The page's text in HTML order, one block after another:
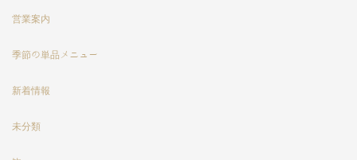
営業案内
季節の単品メニュー
新着情報
未分類